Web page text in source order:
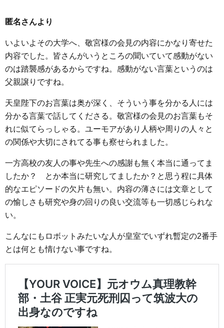
匿名さんより
いよいよその大学へ、敬宮様の会見の内容にかなり寄せた
内容でした。皆さんがいうところの聞いていて感動がない
のは踏襲感があるからですね。感動がない言葉というのは
父親譲りですね。
天皇陛下のお言葉は奥が深く、そういう事を分かる人には
分かる言葉で話してくださる。敬宮様の会見のお言葉もそ
れに似てらっしゃる。ユーモアがあり人柄や周りの人々と
の関係や大切にされてる事も察せられました。
一方高校の友人の事や先生への感謝も無く本当に通ってま
したか？ とか本当に研究してましたか？と思う程に具体
的なエピソードの欠片も無い。内容の薄さには文章として
の愉しさも研究や身の回りの良い交流等も一切感じられな
い。
こんなにもロボットみたいな人が皇室でいずれ暫定の2番手
とは何とも情けない事ですね。